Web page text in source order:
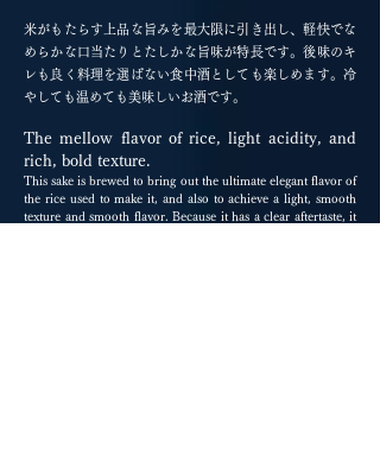
米がもたらす上品な旨みを最大限に引き出し、軽快でな
めらかな口当たりとたしかな旨味が特長です。後味のキ
レも良く料理を選ばない食中酒としても楽しめます。冷
やしても温めても美味しいお酒です。
The mellow flavor of rice, light acidity, and
rich, bold texture.
This sake is brewed to bring out the ultimate elegant flavor of
the rice used to make it, and also to achieve a light, smooth
texture and smooth flavor. Because it has a clear aftertaste, it